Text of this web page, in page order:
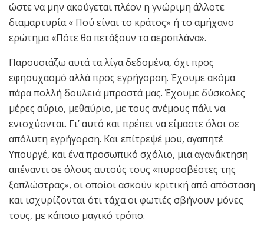
ώστε να μην ακούγεται πλέον η γνώριμη άλλοτε
διαμαρτυρία « Πού είναι το κράτος» ή το αμήχανο
ερώτημα «Πότε θα πετάξουν τα αεροπλάνα».
Παρουσιάζω αυτά τα λίγα δεδομένα, όχι προς
εφησυχασμό αλλά προς εγρήγορση. Έχουμε ακόμα
πάρα πολλή δουλειά μπροστά μας. Έχουμε δύσκολες
μέρες αύριο, μεθαύριο, με τους ανέμους πάλι να
ενισχύονται. Γι’ αυτό και πρέπει να είμαστε όλοι σε
απόλυτη εγρήγορση. Και επίτρεψέ μου, αγαπητέ
Υπουργέ, και ένα προσωπικό σχόλιο, μια αγανάκτηση
απέναντι σε όλους αυτούς τους «πυροσβέστες της
ξαπλώστρας», οι οποίοι ασκούν κριτική από απόσταση
και ισχυρίζονται ότι τάχα οι φωτιές σβήνουν μόνες
τους, με κάποιο μαγικό τρόπο.